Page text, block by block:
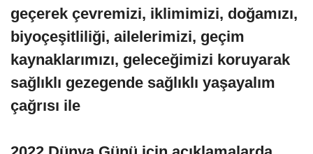
geçerek çevremizi, iklimimizi, doğamızı,
biyoçeşitliliği, ailelerimizi, geçim
kaynaklarımızı, geleceğimizi koruyarak
sağlıklı gezegende sağlıklı yaşayalım
çağrısı ile